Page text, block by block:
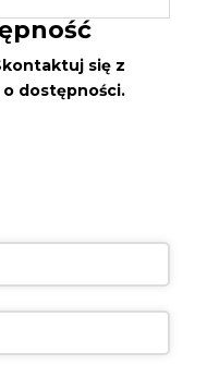
się z
dostępności.